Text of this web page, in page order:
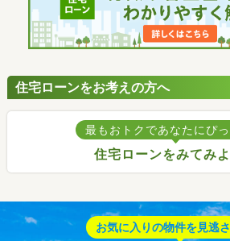
住宅ローンをお考えの方へ
最もおトクであなたにぴ
住宅ローンをみてみよ
お気に入りの物件を見逃